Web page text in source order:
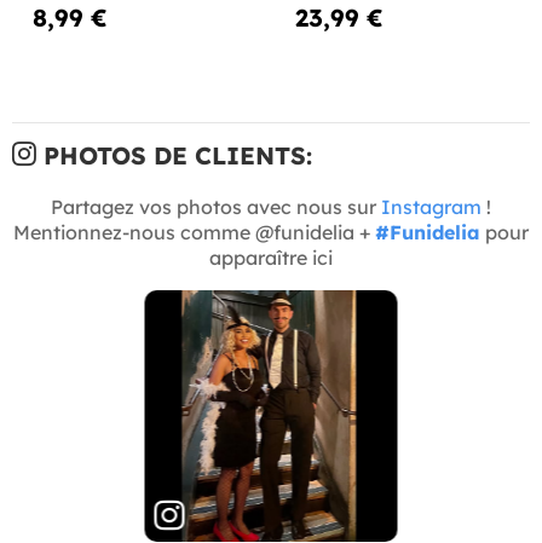
8,99 € 23,99 €
PHOTOS DE CLIENTS:
Partagez vos photos avec nous sur Instagram !
Mentionnez-nous comme @funidelia + #Funidelia pour
apparaître ici